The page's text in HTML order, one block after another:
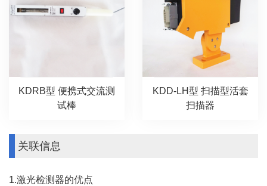
KDRB型 便携式交流测
试棒
KDD-LH型 扫描型活套
扫描器
关联信息
1.激光检测器的优点